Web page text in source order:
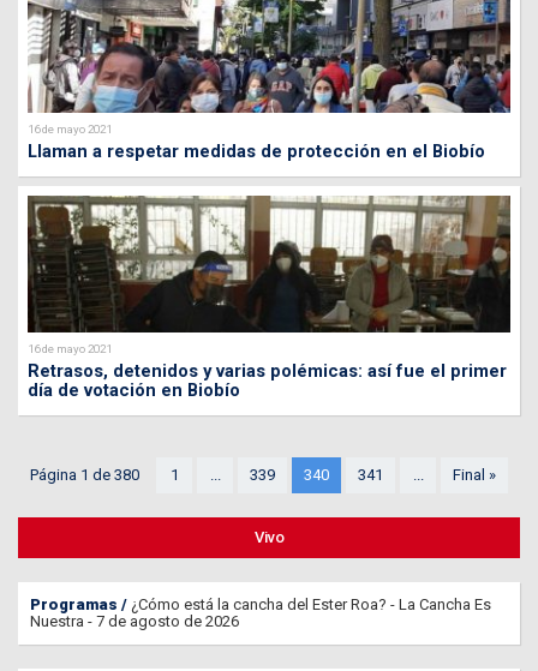
16 de mayo 2021
Llaman a respetar medidas de protección en el Biobío
16 de mayo 2021
Retrasos, detenidos y varias polémicas: así fue el primer
día de votación en Biobío
Página 1 de 380 1 ... 339 340 341 ... Final »
Vivo
Programas
¿Cómo está la cancha del Ester Roa? - La Cancha Es
Nuestra - 7 de agosto de 2026